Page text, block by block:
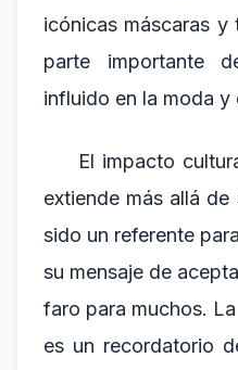
icónicas máscaras y
parte importante
influido en la moda y
El impacto
extiende más allá
sido un referente
su mensaje de
faro para muchos.
es un recordatorio